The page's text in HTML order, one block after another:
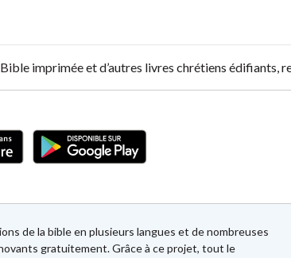
imprimée et d’autres livres chrétiens édifiants,
de la bible en plusieurs langues et de nombreuses
gratuitement. Grâce à ce projet, tout le